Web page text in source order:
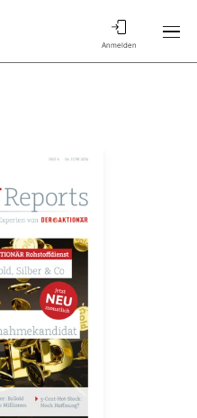
Anmelden